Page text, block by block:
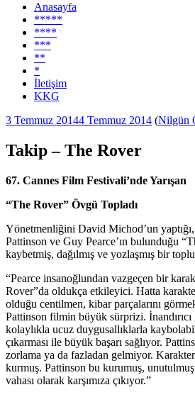
Anasayfa
*****
****
***
**
*
İletişim
KKG
Yayım
3 Temmuz 20144 Temmuz 2014 (Nilgün
Takip – The Rover
67. Cannes Film Festivali’nde Yarışan
“The Rover” Övgü Topladı
Yönetmenliğini David Michod’un
Pattinson ve Guy Pearce’ın bulunduğu
kaybetmiş, dağılmış ve yozlaşmış bir
“Pearce insanoğlundan vazgeçen bir
Rover”da oldukça etkileyici. Hatta
olduğu centilmen, kibar parçalarını
Pattinson filmin büyük sürprizi. İnandırıcı
kolaylıkla ucuz duygusallıklarla
çıkarması ile büyük başarı sağlıyor.
zorlama ya da fazladan gelmiyor.
kurmuş. Pattinson bu kurumuş, unutulmuş
vahası olarak karşımıza çıkıyor.”